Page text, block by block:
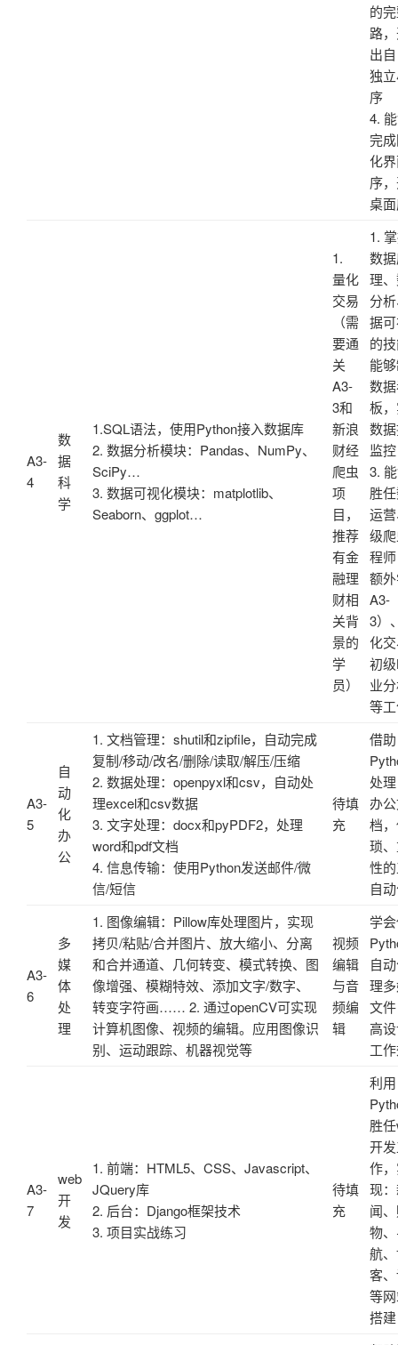
的
路
出
独
序
4.
完
化
序
桌
A3-
4
数
据
科
学
1.SQL语法，使用Python接入数据库
2. 数据分析模块：Pandas、NumPy、
SciPy…
3. 数据可视化模块：matplotlib、
Seaborn、ggplot…
1.
量化
交易
（需
要通
关
A3-
3和
新浪
财经
爬虫
项
目，
推荐
有金
融理
财相
关背
景的
学
员）
1.
数
理
分
据
的
能
数
板
数
监控
3.
胜
运
级
程
额
A3-
3）
化
初
业
等
A3-
5
自
动
化
办
公
1. 文档管理：shutil和zipfile，自动完成
复制/移动/改名/删除/读取/解压/压缩
2. 数据处理：openpyxl和csv，自动处
理excel和csv数据
3. 文字处理：docx和pyPDF2，处理
word和pdf文档
4. 信息传输：使用Python发送邮件/微
信/短信
待填
充
借助
处
办
档
琐
性
自
A3-
6
多
媒
体
处
理
1. 图像编辑：Pillow库处理图片，实现
拷贝/粘贴/合并图片、放大缩小、分离
和合并通道、几何转变、模式转换、图
像增强、模糊特效、添加文字/数字、
转变字符画…… 2. 通过openCV可实现
计算机图像、视频的编辑。应用图像识
别、运动跟踪、机器视觉等
视频
编辑
与音
频编
辑
学
自
理
文
高
工
A3-
7
web
开
发
1. 前端：HTML5、CSS、Javascript、
JQuery库
2. 后台：Django框架技术
3. 项目实战练习
待填
充
利用
胜
开
作
现
闻
物
航
客
等
搭建